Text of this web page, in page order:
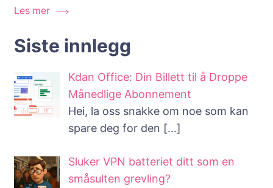
Les mer
Siste innlegg
Kdan Office: Din Billett til å Droppe
Månedlige Abonnement
Hei, la oss snakke om noe som kan
spare deg for den […]
Sluker VPN batteriet ditt som en
småsulten grevling?